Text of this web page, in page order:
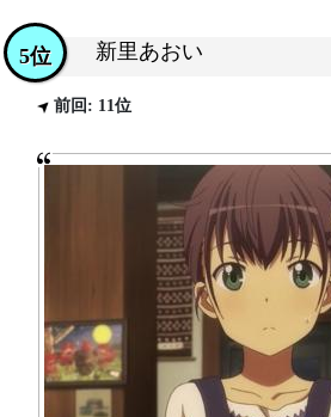
新里あおい
5位
前回: 11位